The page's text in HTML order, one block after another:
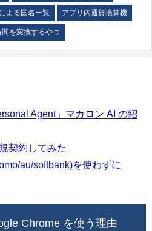
よる国名一覧 アプリ内通貨換算機
間を変換するやつ
Agent」マカロン AI の紹
契約してみた
au/softbank)を使わずに
Chrome を使う理由